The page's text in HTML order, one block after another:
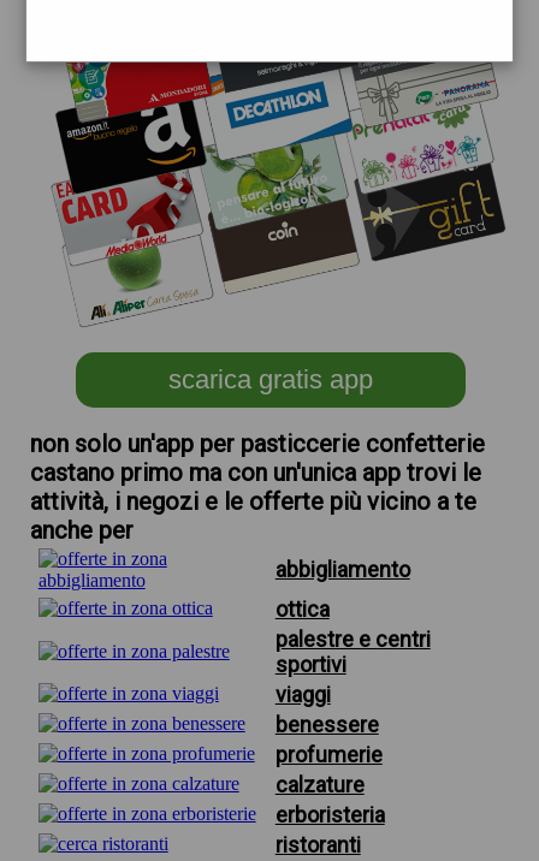
scarica gratis app
non solo un'app per pasticcerie confetterie
castano primo ma con un'unica app trovi le
attività, i negozi e le offerte più vicino a te
anche per
abbigliamento
ottica
palestre e centri
sportivi
viaggi
benessere
profumerie
calzature
erboristeria
ristoranti